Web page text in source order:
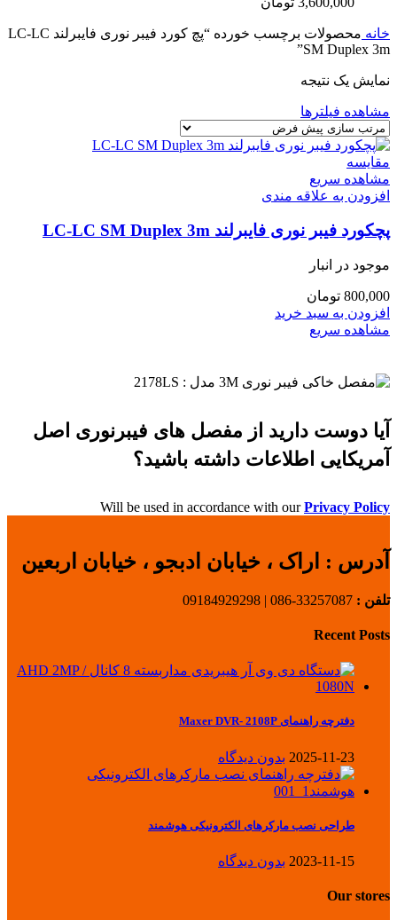
خانه
محصولات برچسب خورده “پچ کورد فیبر نوری فایبرلند LC-LC
SM Duplex 3m”
نمایش یک نتیجه
مشاهده فیلترها
مقایسه
مشاهده سریع
افزودن به علاقه مندی
پچکورد فیبر نوری فایبرلند LC-LC SM Duplex 3m
موجود در انبار
800,000 تومان
افزودن به سبد خرید
مشاهده سریع
آیا دوست دارید از مفصل های فیبرنوری اصل
آمریکایی اطلاعات داشته باشید؟
Will be used in accordance with ourPrivacy Policy
آدرس : اراک ، خیابان ادبجو ، خیابان اربعین
تلفن : 33257087-086 | 09184929298
Recent Posts
دفترچه راهنمای Maxer DVR- 2108P
2025-11-23 بدون دیدگاه
طراحی نصب مارکرهای الکترونیکی هوشمند
2023-11-15 بدون دیدگاه
Our stores